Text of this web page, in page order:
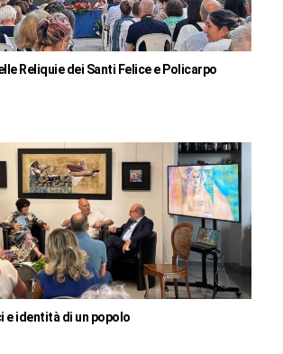
Reliquie dei Santi Felice e Policarpo
e identità di un popolo